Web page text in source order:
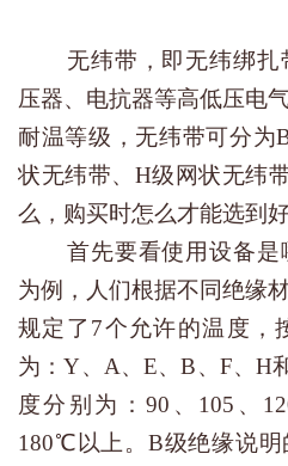
无纬带，即无纬绑扎
压器、电抗器等高低压电
耐温等级，无纬带可分为
状无纬带、H级网状无纬
么，购买时怎么才能选到
首先要看使用设备是
为例，人们根据不同绝缘
规定了7个允许的温度，
为：Y、A、E、B、F、H
度分别为：90、105、
180℃以上。B级绝缘说